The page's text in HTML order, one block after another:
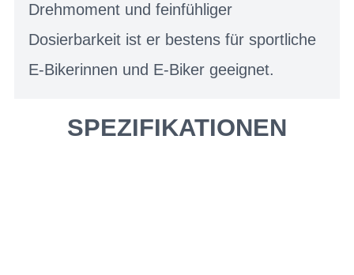
Drehmoment und feinfühliger
Dosierbarkeit ist er bestens für sportliche
E-Bikerinnen und E-Biker geeignet.
SPEZIFIKATIONEN